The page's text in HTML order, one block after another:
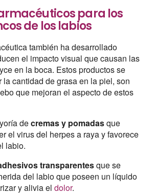
para los
de los labios
también ha desarrollado
el impacto visual que causan las
en la boca. Estos productos se
la cantidad de grasa en la piel, son
que mejoran el aspecto de estos
decremas y pomadasque
el virus del herpes a raya y favorece
labio.
transparentesque se
del labio que poseen un líquido
y alivia el dolor.